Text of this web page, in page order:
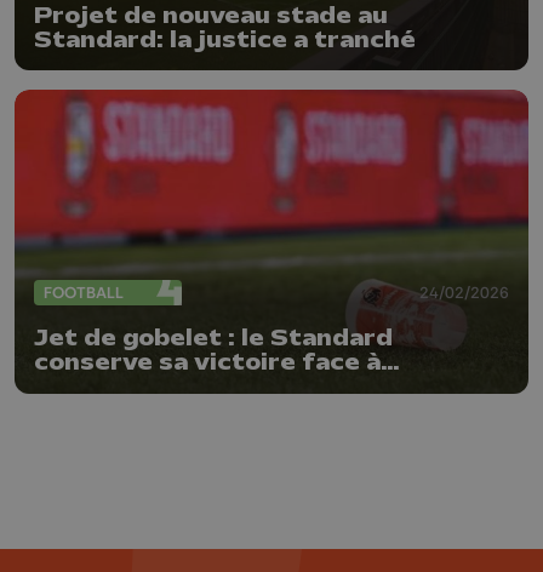
Projet de nouveau stade au
Standard: la justice a tranché
FOOTBALL 24/02/2026
Jet de gobelet : le Standard
conserve sa victoire face à